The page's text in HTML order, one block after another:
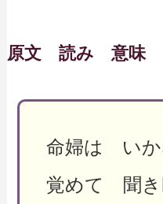
原文 読み 意味
命婦は い
覚めて 聞